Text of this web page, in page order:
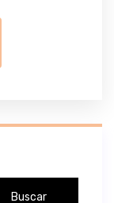
Buscar